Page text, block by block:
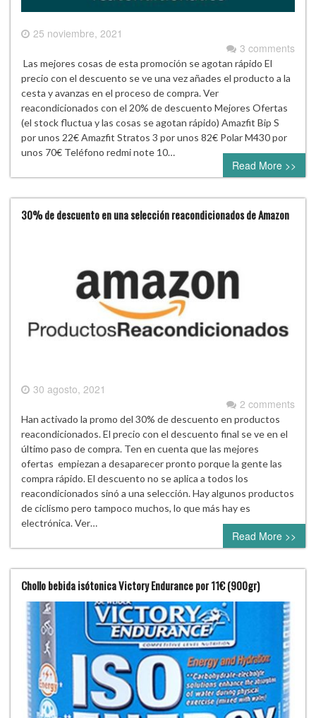
25 noviembre, 2021
3 comments
Las mejores cosas de esta promoción se agotan rápido El
precio con el descuento se ve una vez añades el producto a la
cesta y avanzas en el proceso de compra. Ver
reacondicionados con el 20% de descuento Mejores Ofertas
(el stock fluctua y las cosas se agotan rápido) Amazfit Bip S
por unos 22€ Amazfit Stratos 3 por unos 82€ Polar M430 por
unos 70€ Teléfono redmi note 10…
Read More >>
30% de descuento en una selección reacondicionados de Amazon
30 agosto, 2021
2 comments
Han activado la promo del 30% de descuento en productos
reacondicionados. El precio con el descuento final se ve en el
último paso de compra. Ten en cuenta que las mejores
ofertas empiezan a desaparecer pronto porque la gente las
compra rápido. El descuento no se aplica a todos los
reacondicionados sinó a una selección. Hay algunos productos
de ciclismo pero tampoco muchos, lo que más hay es
electrónica. Ver…
Read More >>
Chollo bebida isótonica Victory Endurance por 11€ (900gr)